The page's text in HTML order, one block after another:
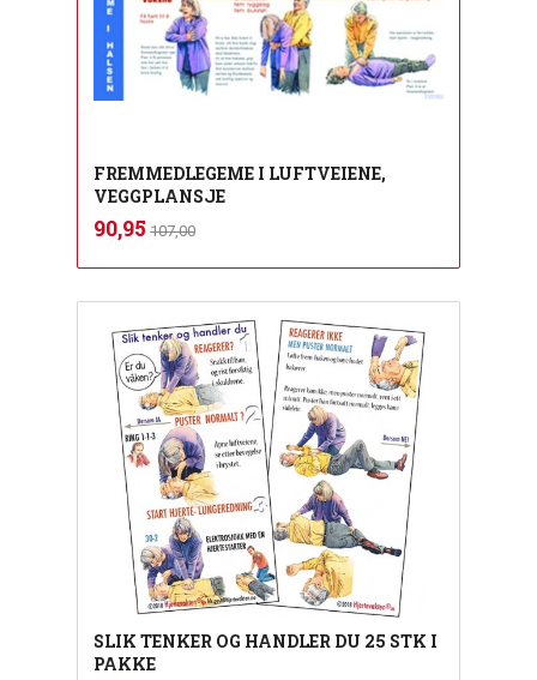
FREMMEDLEGEME I LUFTVEIENE,
VEGGPLANSJE
Tilbud
90,95 107,00mva.
SLIK TENKER OG HANDLER DU 25 STK I
PAKKE